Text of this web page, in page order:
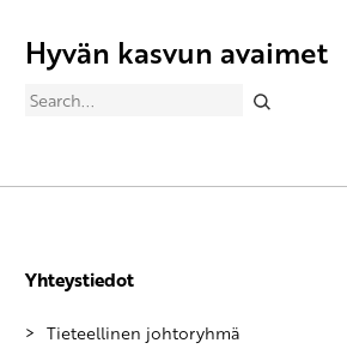
Hyvän kasvun avaimet
Search
Yhteystiedot
Tieteellinen johtoryhmä